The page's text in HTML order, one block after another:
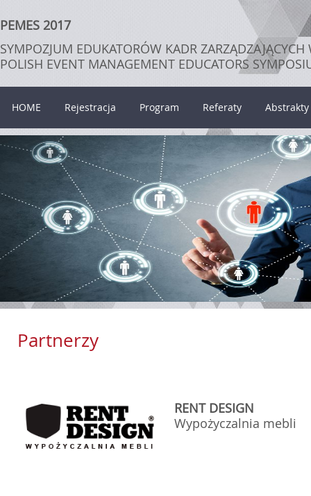
PEMES 2017
SYMPOZJUM EDUKATORÓW KADR
POLISH EVENT MANAGEMENT EDUCATORS
HOME Rejestracja Program Referaty Abstrakty
Partnerzy
RENT DESIGN